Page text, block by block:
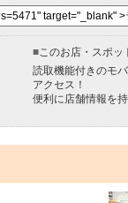
■このお店・スポッ
読取機能付きのモ
アクセス！
便利に店舗情報を